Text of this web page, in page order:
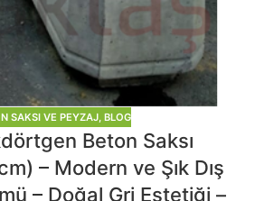
SAKSI VE PEYZAJ BLOG
Beton Saksı
– Modern ve Şık Dış
– Doğal Gri Estetiği –